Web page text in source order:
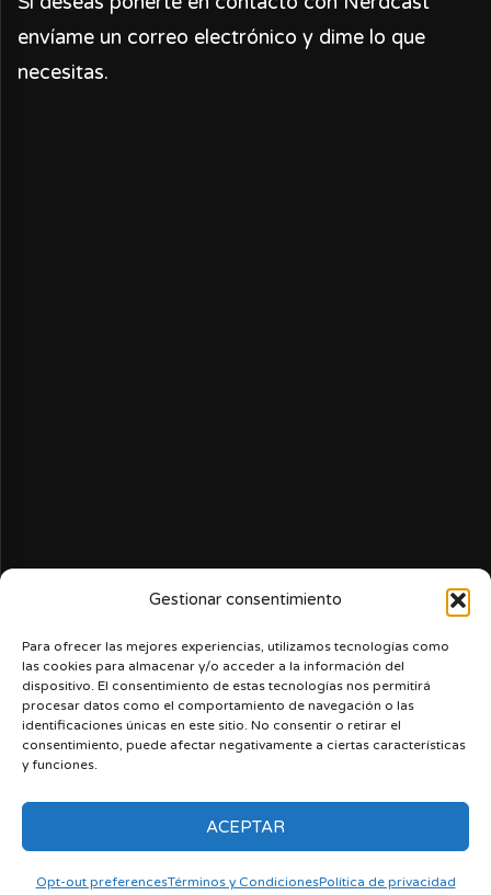
Gestionar consentimiento
Para ofrecer las mejores experiencias, utilizamos tecnologías como
las cookies para almacenar y/o acceder a la información del
dispositivo. El consentimiento de estas tecnologías nos permitirá
procesar datos como el comportamiento de navegación o las
identificaciones únicas en este sitio. No consentir o retirar el
consentimiento, puede afectar negativamente a ciertas características
y funciones.
ACEPTAR
Opt-out preferencesTérminos y CondicionesPolítica de privacidad
envíame un correo electrónico y dime lo que
necesitas.
Acerca de nosotros